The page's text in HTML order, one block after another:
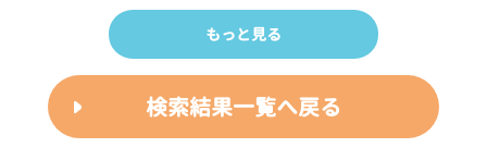
もっと見る
検索結果一覧へ戻る